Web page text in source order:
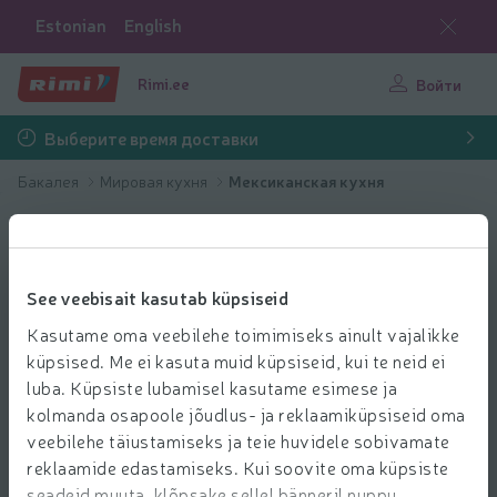
See veebisait kasutab küpsiseid
Kasutame oma veebilehe toimimiseks ainult vajalikke
küpsised. Me ei kasuta muid küpsiseid, kui te neid ei
luba. Küpsiste lubamisel kasutame esimese ja
kolmanda osapoole jõudlus- ja reklaamiküpsiseid oma
veebilehe täiustamiseks ja teie huvidele sobivamate
reklaamide edastamiseks. Kui soovite oma küpsiste
Estonian English
Rimi.ee Войти
Выберите время доставки
Бакалея Мировая кухня Мексиканская кухня